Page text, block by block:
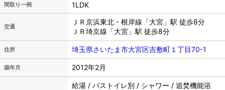
間取り一例 1LDK
交通
ＪＲ京浜東北・根岸線「大宮」駅 徒歩8分
ＪＲ埼京線「大宮」駅 徒歩8分
住所 埼玉県さいたま市大宮区吉敷町１丁目70-1
築年月 2012年2月
給湯 / バストイレ別 / シャワー / 追焚機能浴